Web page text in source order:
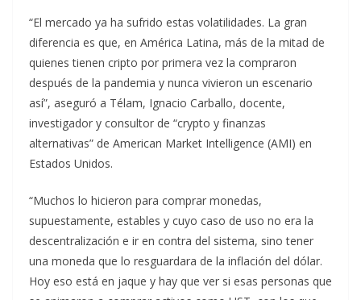
“El mercado ya ha sufrido estas volatilidades. La gran
diferencia es que, en América Latina, más de la mitad de
quienes tienen cripto por primera vez la compraron
después de la pandemia y nunca vivieron un escenario
así”, aseguró a Télam, Ignacio Carballo, docente,
investigador y consultor de “crypto y finanzas
alternativas” de American Market Intelligence (AMI) en
Estados Unidos.
“Muchos lo hicieron para comprar monedas,
supuestamente, estables y cuyo caso de uso no era la
descentralización e ir en contra del sistema, sino tener
una moneda que lo resguardara de la inflación del dólar.
Hoy eso está en jaque y hay que ver si esas personas que